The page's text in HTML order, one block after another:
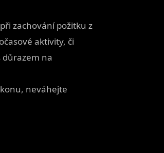
zachování požitku z
aktivity, či
důrazem na
neváhejte